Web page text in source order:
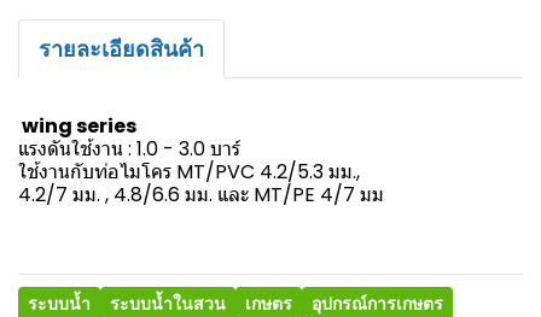
รายละเอียดสินค้า
wing series
แรงดันใช้งาน : 1.0 - 3.0 บาร์
ใช้งานกับท่อไมโคร MT/PVC 4.2/5.3 มม.,
4.2/7 มม. , 4.8/6.6 มม. และ MT/PE 4/7 มม
ระบบน้ำ ระบบน้ำในสวน เกษตร
อุปกรณ์การเกษตร